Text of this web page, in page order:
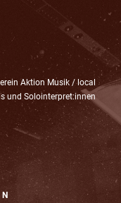
Aktion Musik / local
und Solointerpret:innen